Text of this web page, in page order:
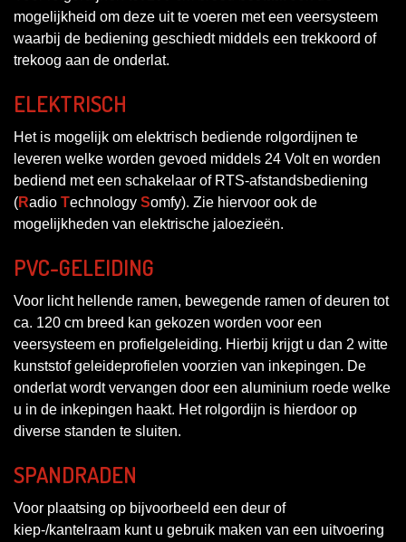
mogelijkheid om deze uit te voeren met een veersysteem
waarbij de bediening geschiedt middels een trekkoord of
trekoog aan de onderlat.
ELEKTRISCH
Het is mogelijk om elektrisch bediende rolgordijnen te
leveren welke worden gevoed middels 24 Volt en worden
bediend met een schakelaar of RTS-afstandsbediening
(Radio Technology Somfy). Zie hiervoor ook de
mogelijkheden van elektrische jaloezieën.
PVC-GELEIDING
Voor licht hellende ramen, bewegende ramen of deuren tot
ca. 120 cm breed kan gekozen worden voor een
veersysteem en profielgeleiding. Hierbij krijgt u dan 2 witte
kunststof geleideprofielen voorzien van inkepingen. De
onderlat wordt vervangen door een aluminium roede welke
u in de inkepingen haakt. Het rolgordijn is hierdoor op
diverse standen te sluiten.
SPANDRADEN
Voor plaatsing op bijvoorbeeld een deur of
kiep-/kantelraam kunt u gebruik maken van een uitvoering